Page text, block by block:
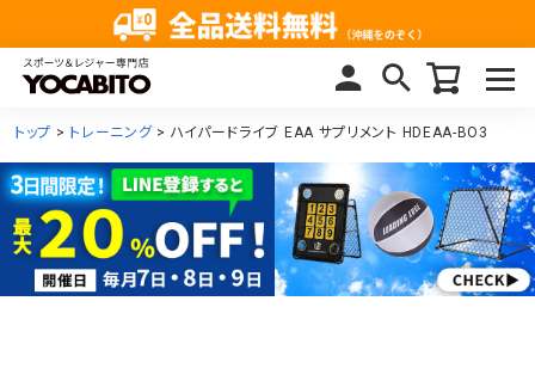
トップ トレーニング ハイパードライブ EAA サプリメント HDEAA-BO3